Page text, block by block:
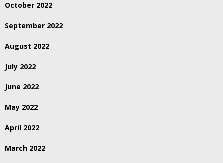
October 2022
September 2022
August 2022
July 2022
June 2022
May 2022
April 2022
March 2022